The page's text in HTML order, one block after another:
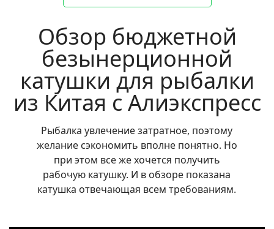
Обзор бюджетной
безынерционной
катушки для рыбалки
из Китая с Алиэкспресс
Рыбалка увлечение затратное, поэтому
желание сэкономить вполне понятно. Но
при этом все же хочется получить
рабочую катушку. И в обзоре показана
катушка отвечающая всем требованиям.